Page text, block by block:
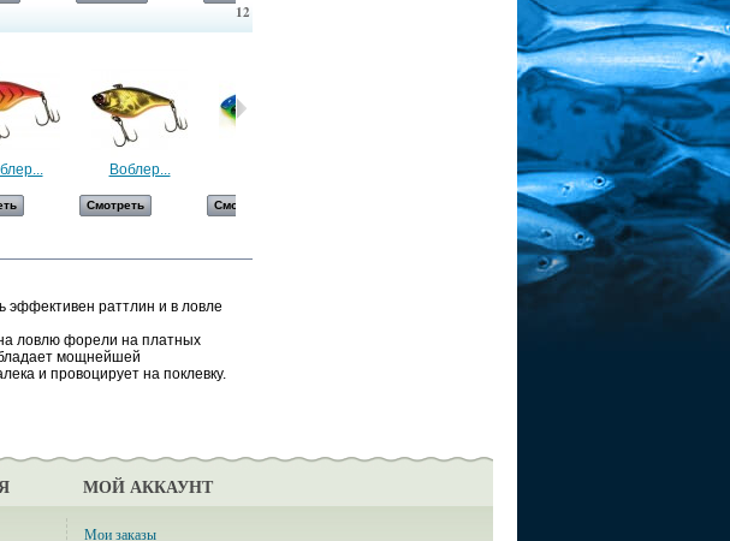
12
Воблер...
Смотреть Смотреть
Воблер...
Смотреть
Воблер...
Смотреть
эффективен раттлин и в ловле
ловлю форели на платных
мощнейшей
и провоцирует на поклевку.
МОЙ АККАУНТ
Мои заказы